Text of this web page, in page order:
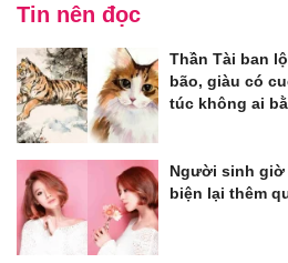
Tin nên đọc
Thần Tài ban
bão, giàu có
túc không ai
Người sinh giờ
biện lại thêm